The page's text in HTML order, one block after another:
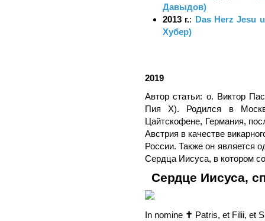
Давыдов)
2013 г.: Das Herz Jesu
Хубер)
2019
Автор статьи: о. Виктор
Пия Х). Родился в
Цайтскофене, Германия,
Австрия в качестве
России. Также он является
Сердца Иисуса, в котором
Сердце Иисуса,
In nomine ✝ Patris, et Filii, et